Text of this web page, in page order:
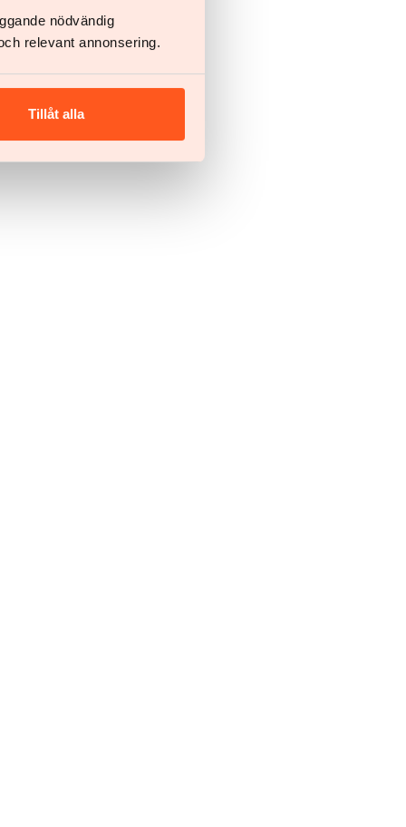
nödvändig
relevant annonsering.
Tillåt alla